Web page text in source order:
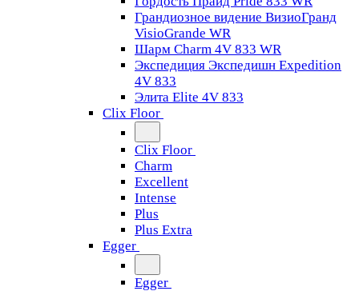
Грандиозное видение ВизиоГранд
VisioGrande WR
Шарм Charm 4V 833 WR
Экспедиция Экспедишн Expedition
4V 833
Элита Elite 4V 833
Clix Floor
Clix Floor
Charm
Excellent
Intense
Plus
Plus Extra
Egger
Egger